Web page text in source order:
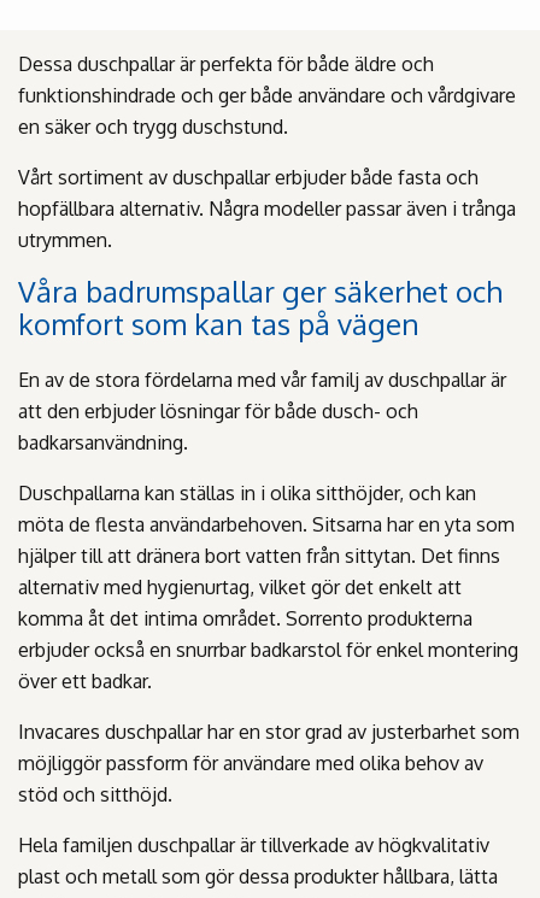
Dessa duschpallar är perfekta för både äldre och
funktionshindrade och ger både användare och vårdgivare
en säker och trygg duschstund.
Vårt sortiment av duschpallar erbjuder både fasta och
hopfällbara alternativ. Några modeller passar även i trånga
utrymmen.
Våra badrumspallar ger säkerhet och
komfort som kan tas på vägen
En av de stora fördelarna med vår familj av duschpallar är
att den erbjuder lösningar för både dusch- och
badkarsanvändning.
Duschpallarna kan ställas in i olika sitthöjder, och kan
möta de flesta användarbehoven. Sitsarna har en yta som
hjälper till att dränera bort vatten från sittytan. Det finns
alternativ med hygienurtag, vilket gör det enkelt att
komma åt det intima området. Sorrento produkterna
erbjuder också en snurrbar badkarstol för enkel montering
över ett badkar.
Invacares duschpallar har en stor grad av justerbarhet som
möjliggör passform för användare med olika behov av
stöd och sitthöjd.
Hela familjen duschpallar är tillverkade av högkvalitativ
plast och metall som gör dessa produkter hållbara, lätta